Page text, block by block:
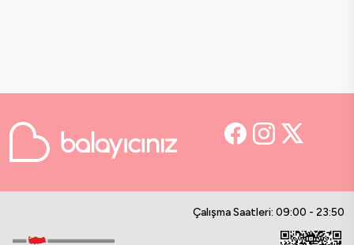
Çalışma Saatleri: 09:00 - 23:50